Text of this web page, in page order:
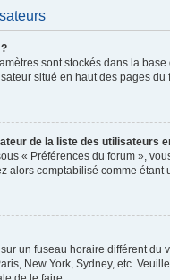
sont stockés dans la
situé en haut des pages
de la liste des utilisateurs
« Préférences du forum »,
alors comptabilisé comme étant
un fuseau horaire différent
New York, Sydney, etc.